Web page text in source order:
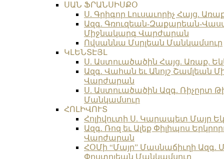
ՍԱՆ ՖՐԱՆՍԻՍՔՕ
Ս. Գրիգոր Լուսաւորիչ Հայց.
Ազգ. Գռուզեան-Զաքարեան-
Միջնակարգ Վարժարան
Ովսաննա Մսրլեան Մանկամսուր
ԿԼԵՆՏԷՅԼ
Ս. Աստուածածին Հայց. Առաք.
Ազգ. Վահան եւ Անոյշ Շամլեան
Վարժարան
Ս. Աստուածածին Ազգ. Ռիչըրտ
Մանկամսուր
ՀՈԼԻՎՈՒՏ
Հոլիվուտի Ս. Կարապետ Մայր
Ազգ. Ռոզ եւ Ալեք Փիլիպոս
Վարժարան
ՀՕՄի “Մայր” Մասնաճիւղի Ազգ.
Փոստոյեան Մանկամսուր